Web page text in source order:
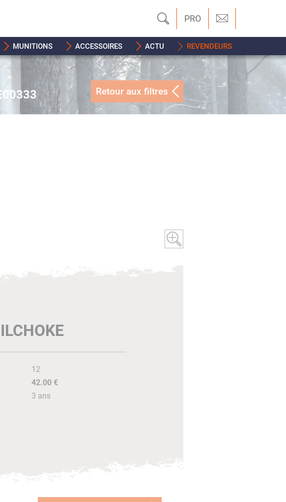
PRO
MUNITIONS ACCESSOIRES ACTU REVENDEURS
Retour aux filtres
12
42.00 €
3 ans